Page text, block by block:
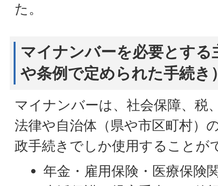
た。
マイナンバーを必要とする
や条例で定められた手続き
マイナンバーは、社会保障、税
法律や自治体（県や市区町村）
政手続きでしか使用することが
年金・雇用保険・医療保険